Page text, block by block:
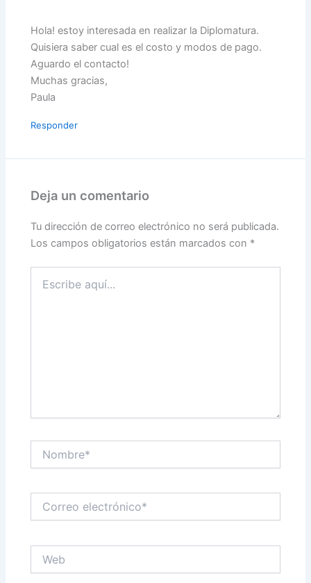
Hola! estoy interesada en realizar la Diplomatura.
Quisiera saber cual es el costo y modos de pago.
Aguardo el contacto!
Muchas gracias,
Paula
Responder
Deja un comentario
Tu dirección de correo electrónico no será publicada.
Los campos obligatorios están marcados con *
aquí...
electrónico*